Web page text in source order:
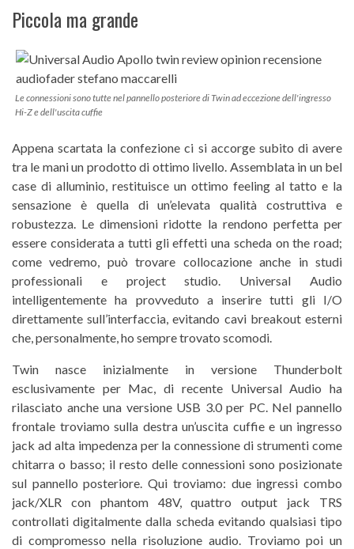
Piccola ma grande
Le connessioni sono tutte nel pannello posteriore di Twin ad eccezione dell'ingresso
Hi-Z e dell'uscita cuffie
Appena scartata la confezione ci si accorge subito di avere
tra le mani un prodotto di ottimo livello. Assemblata in un bel
case di alluminio, restituisce un ottimo feeling al tatto e la
sensazione è quella di un’elevata qualità costruttiva e
robustezza. Le dimensioni ridotte la rendono perfetta per
essere considerata a tutti gli effetti una scheda on the road;
come vedremo, può trovare collocazione anche in studi
professionali e project studio. Universal Audio
intelligentemente ha provveduto a inserire tutti gli I/O
direttamente sull’interfaccia, evitando cavi breakout esterni
che, personalmente, ho sempre trovato scomodi.
Twin nasce inizialmente in versione Thunderbolt
esclusivamente per Mac, di recente Universal Audio ha
rilasciato anche una versione USB 3.0 per PC. Nel pannello
frontale troviamo sulla destra un’uscita cuffie e un ingresso
jack ad alta impedenza per la connessione di strumenti come
chitarra o basso; il resto delle connessioni sono posizionate
sul pannello posteriore. Qui troviamo: due ingressi combo
jack/XLR con phantom 48V, quattro output jack TRS
controllati digitalmente dalla scheda evitando qualsiasi tipo
di compromesso nella risoluzione audio. Troviamo poi un